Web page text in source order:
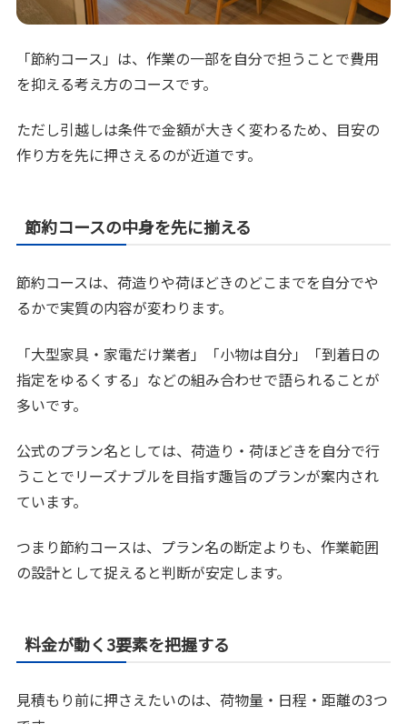
「節約コース」は、作業の一部を自分で担うことで費用
を抑える考え方のコースです。
ただし引越しは条件で金額が大きく変わるため、目安の
作り方を先に押さえるのが近道です。
節約コースの中身を先に揃える
節約コースは、荷造りや荷ほどきのどこまでを自分でや
るかで実質の内容が変わります。
「大型家具・家電だけ業者」「小物は自分」「到着日の
指定をゆるくする」などの組み合わせで語られることが
多いです。
公式のプラン名としては、荷造り・荷ほどきを自分で行
うことでリーズナブルを目指す趣旨のプランが案内され
ています。
つまり節約コースは、プラン名の断定よりも、作業範囲
の設計として捉えると判断が安定します。
料金が動く3要素を把握する
見積もり前に押さえたいのは、荷物量・日程・距離の3つ